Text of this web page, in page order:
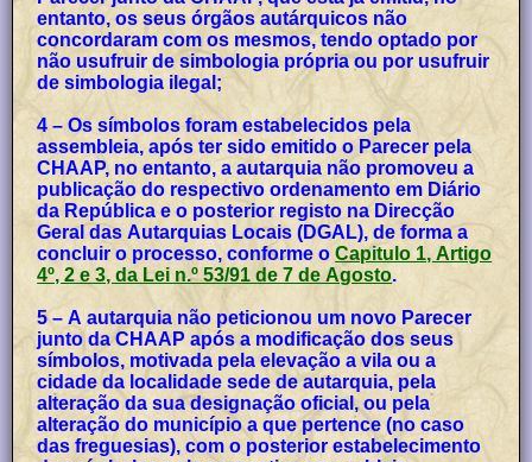
entanto, os seus órgãos autárquicos não
concordaram com os mesmos, tendo optado por
não usufruir de simbologia própria ou por usufruir
de simbologia ilegal;
4 – Os símbolos foram estabelecidos pela
assembleia, após ter sido emitido o Parecer pela
CHAAP, no entanto, a autarquia não promoveu a
publicação do respectivo ordenamento em Diário
da República e o posterior registo na Direcção
Geral das Autarquias Locais (DGAL), de forma a
concluir o processo, conforme oCapitulo 1, Artigo
4º, 2 e 3, da Lei n.º 53/91 de 7 de Agosto.
5 – A autarquia não peticionou um novo Parecer
junto da CHAAP após a modificação dos seus
símbolos, motivada pela elevação a vila ou a
cidade da localidade sede de autarquia, pela
alteração da sua designação oficial, ou pela
alteração do município a que pertence (no caso
das freguesias), com o posterior estabelecimento